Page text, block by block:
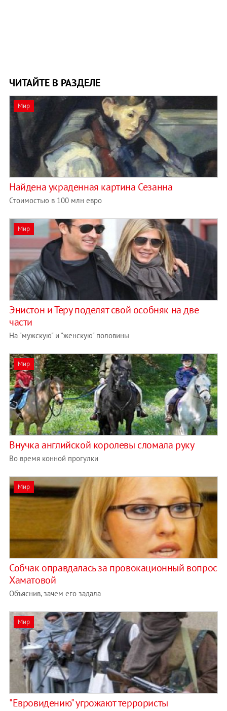
ЧИТАЙТЕ В РАЗДЕЛЕ
Мир
Найдена украденная картина Сезанна
Стоимостью в 100 млн евро
Мир
Энистон и Теру поделят свой особняк на две
части
На "мужскую" и "женскую" половины
Мир
Внучка английской королевы сломала руку
Во время конной прогулки
Мир
Собчак оправдалась за провокационный вопрос
Хаматовой
Объяснив, зачем его задала
Мир
"Евровидению" угрожают террористы